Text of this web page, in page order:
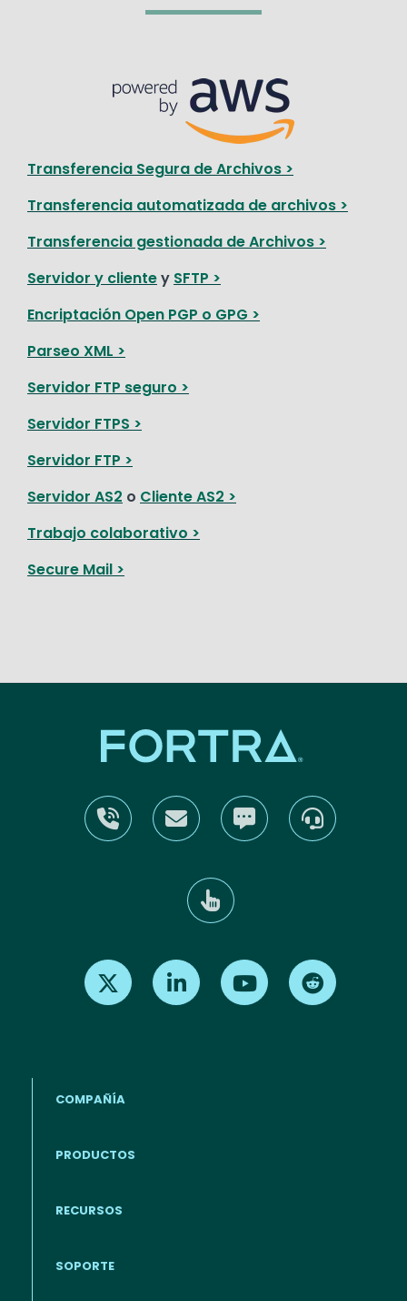
Transferencia Segura de Archivos >
Transferencia automatizada de archivos >
Transferencia gestionada de Archivos >
Servidor y clientey SFTP >
Encriptación Open PGP o GPG >
Parseo XML >
Servidor FTP seguro >
Servidor FTPS >
Servidor FTP >
Servidor AS2 o Cliente AS2 >
Trabajo colaborativo >
Secure Mail >
Find us on X Find us on LinkedInFind us on Youtube
COMPAÑÍA
PRODUCTOS
RECURSOS
SOPORTE